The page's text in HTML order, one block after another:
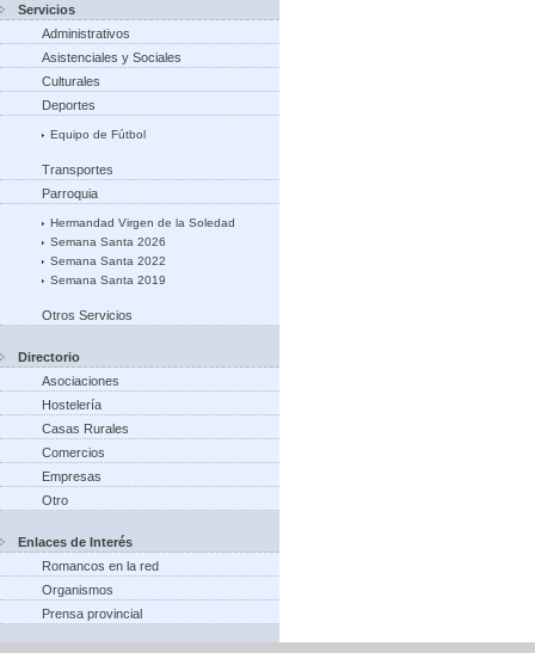
Servicios
Administrativos
Asistenciales y Sociales
Culturales
Deportes
Equipo de Fútbol
Transportes
Parroquia
Hermandad Virgen de la Soledad
Semana Santa 2026
Semana Santa 2022
Semana Santa 2019
Otros Servicios
Directorio
Asociaciones
Hostelería
Casas Rurales
Comercios
Empresas
Otro
Enlaces de Interés
Romancos en la red
Organismos
Prensa provincial